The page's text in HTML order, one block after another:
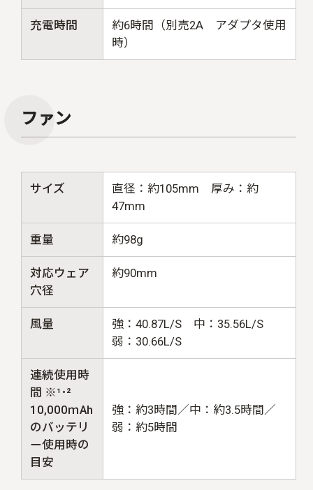
充電時間
約6時間（別売2A アダプタ使用
時）
ファン
サイズ
直径：約105mm 厚み：約
47mm
重量 約98g
対応ウェア
穴径
約90mm
風量
強：40.87L/S 中：35.56L/S
弱：30.66L/S
連続使用時
間 ※¹･²
10,000ｍAh
のバッテリ
ー使用時の
目安
強：約3時間／中：約3.5時間／
弱：約5時間